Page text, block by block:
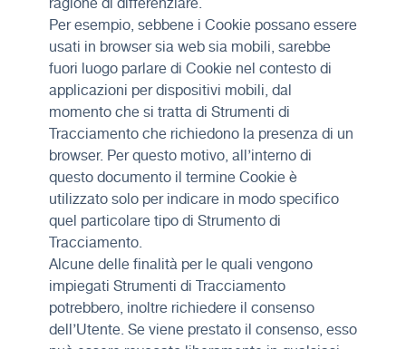
Per esempio, sebbene i Cookie possano essere
usati in browser sia web sia mobili, sarebbe
fuori luogo parlare di Cookie nel contesto di
applicazioni per dispositivi mobili, dal
momento che si tratta di Strumenti di
Tracciamento che richiedono la presenza di un
browser. Per questo motivo, all’interno di
questo documento il termine Cookie è
utilizzato solo per indicare in modo specifico
quel particolare tipo di Strumento di
Tracciamento.
Alcune delle finalità per le quali vengono
impiegati Strumenti di Tracciamento
potrebbero, inoltre richiedere il consenso
dell’Utente. Se viene prestato il consenso, esso